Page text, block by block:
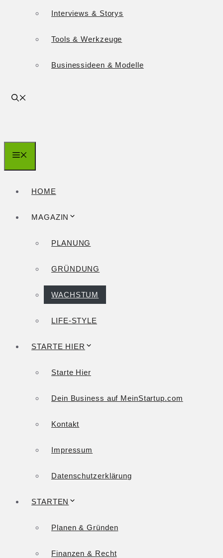
Interviews & Storys
Tools & Werkzeuge
Businessideen & Modelle
HOME
MAGAZIN
PLANUNG
GRÜNDUNG
WACHSTUM
LIFE-STYLE
STARTE HIER
Starte Hier
Dein Business auf MeinStartup.com
Kontakt
Impressum
Datenschutzerklärung
STARTEN
Planen & Gründen
Finanzen & Recht